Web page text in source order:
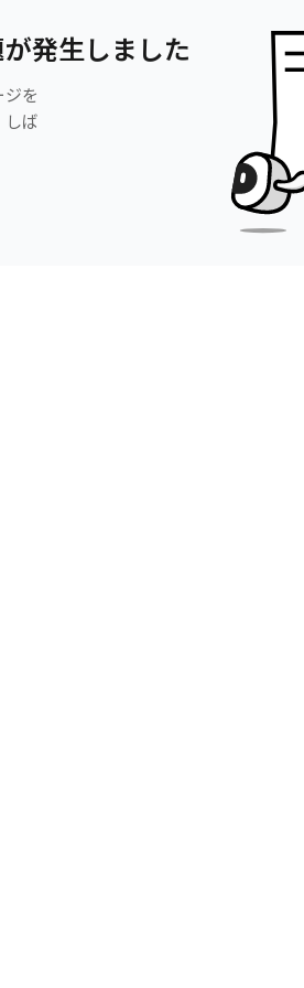
発生しました
を
しば